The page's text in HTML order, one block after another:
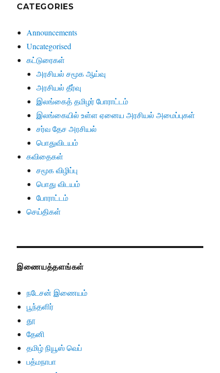
CATEGORIES
Announcements
Uncategorised
கட்டுரைகள்
அரசியல் சமூக ஆய்வு
அரசியல் தீர்வு
இலங்கைத் தமிழர் போராட்டம்
இலங்கையில் உள்ள ஏனைய அரசியல் அமைப்புகள்
சர்வ தேச அரசியல்
பொதுவிடயம்
கவிதைகள்
சமூக விழிப்பு
பொது விடயம்
போராட்டம்
செய்திகள்
இணையத்தளங்கள்
நடேசன் இணையம்
பூந்தளிர்
தூ
தேனி
தமிழ் நியூஸ் வெப்
பத்மநாபா